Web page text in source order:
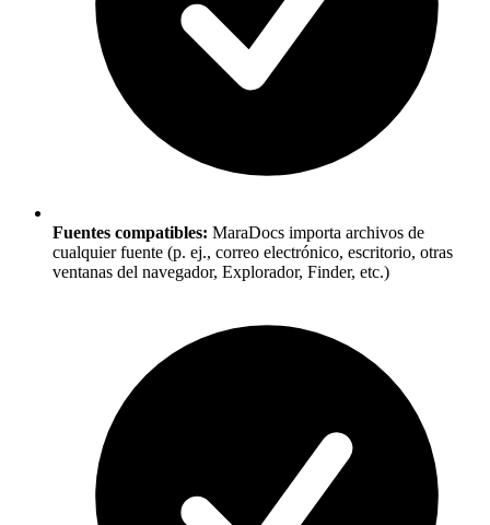
Fuentes compatibles: MaraDocs importa archivos de
cualquier fuente (p. ej., correo electrónico, escritorio, otras
ventanas del navegador, Explorador, Finder, etc.)